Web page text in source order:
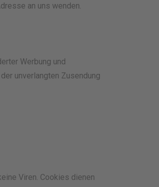
an uns wenden.
Werbung und
unverlangten Zusendung
Viren. Cookies dienen